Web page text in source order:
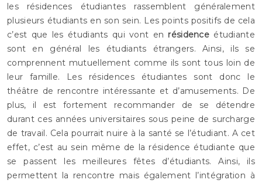
les résidences étudiantes rassemblent généralement
plusieurs étudiants en son sein. Les points positifs de cela
c’est que les étudiants qui vont en résidence étudiante
sont en général les étudiants étrangers. Ainsi, ils se
comprennent mutuellement comme ils sont tous loin de
leur famille. Les résidences étudiantes sont donc le
théâtre de rencontre intéressante et d’amusements. De
plus, il est fortement recommander de se détendre
durant ces années universitaires sous peine de surcharge
de travail. Cela pourrait nuire à la santé se l’étudiant. A cet
effet, c’est au sein même de la résidence étudiante que
se passent les meilleures fêtes d’étudiants. Ainsi, ils
permettent la rencontre mais également l’intégration à